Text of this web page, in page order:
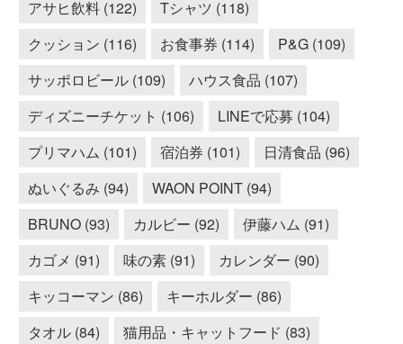
アサヒ飲料 (122)
Tシャツ (118)
クッション (116)
お食事券 (114)
P&G (109)
サッポロビール (109)
ハウス食品 (107)
ディズニーチケット (106)
LINEで応募 (104)
プリマハム (101)
宿泊券 (101)
日清食品 (96)
ぬいぐるみ (94)
WAON POINT (94)
BRUNO (93)
カルビー (92)
伊藤ハム (91)
カゴメ (91)
味の素 (91)
カレンダー (90)
キッコーマン (86)
キーホルダー (86)
タオル (84)
猫用品・キャットフード (83)